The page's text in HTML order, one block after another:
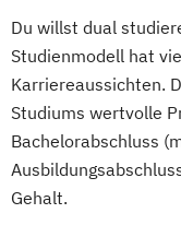
Du willst dual
Studienmodell hat
Karriereaussichten.
Studiums wertvolle
Bachelorabschluss
Gehalt.